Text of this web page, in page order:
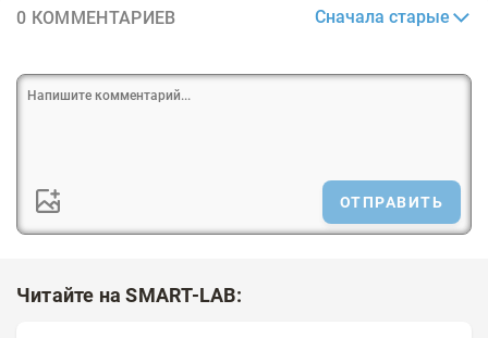
0 КОММЕНТАРИЕВ Сначала старые
ОТПРАВИТЬ
Читайте на SMART-LAB: